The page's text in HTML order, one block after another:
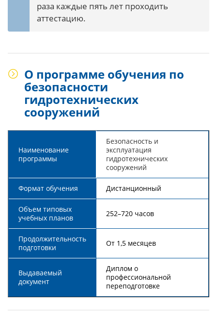
раза каждые пять лет проходить
аттестацию.
О программе обучения по
безопасности
гидротехнических
сооружений
Наименование
программы
Безопасность и
эксплуатация
гидротехнических
сооружений
Формат обучения Дистанционный
Объем типовых
учебных планов
252–720 часов
Продолжительность
подготовки
От 1,5 месяцев
Выдаваемый
документ
Диплом о
профессиональной
переподготовке